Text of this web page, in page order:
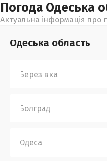
Погода Одеська
Актуальна інформація про
Одеська область
Березівка
Болград
Одеса